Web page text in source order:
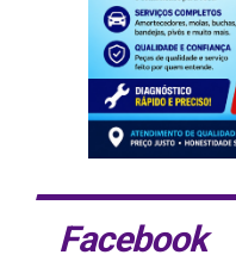
Facebook